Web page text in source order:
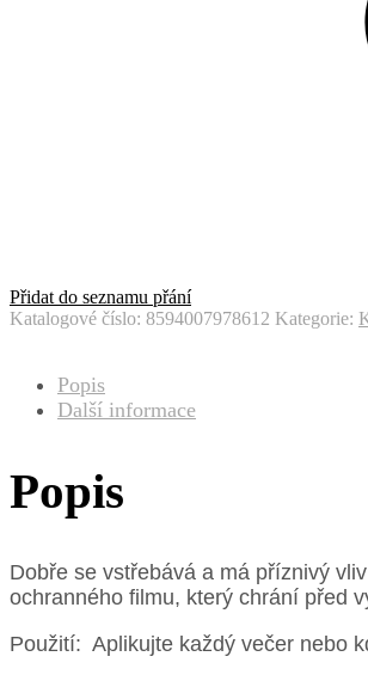
Přidat do seznamu přání
Katalogové číslo: 8594007978612 Kategorie:
Popis
Další informace
Popis
Dobře se vstřebává a má příznivý
ochranného filmu, který chrání před
Použití: Aplikujte každý večer nebo